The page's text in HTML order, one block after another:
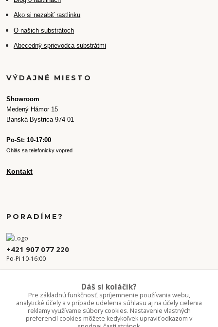
Ako si nezabiť rastlinku
O našich substrátoch
Abecedný sprievodca substrátmi
VÝDAJNÉ MIESTO
Showroom
Medený Hámor 15
Banská Bystrica 974 01
Po-St: 10-17:00
Ohlás sa telefonicky vopred
Kontakt
PORADÍME?
+421 907 077 220
Po-Pi 10-16:00
Dáš si koláčik?
Pre základnú funkčnosť, spríjemnenie používania webu,
analytické účely a v prípade udelenia súhlasu aj na účely cielenia
reklamy využívame súbory cookies. Nastavenie vlastných
preferencií cookies môžete kedykoľvek upraviť odkazom v